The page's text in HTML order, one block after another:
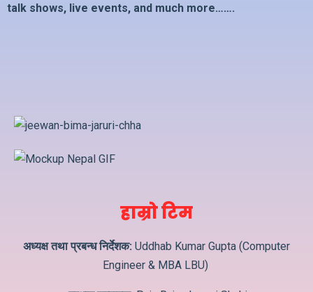
talk shows, live events, and much more…….
हाम्रो टिम
अध्यक्ष तथा प्रबन्ध निर्देशक: Uddhab Kumar Gupta (Computer
Engineer & MBA LBU)